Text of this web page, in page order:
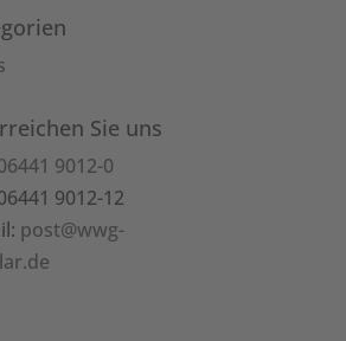
Sie uns
9012-0
9012-12
post@wwg-